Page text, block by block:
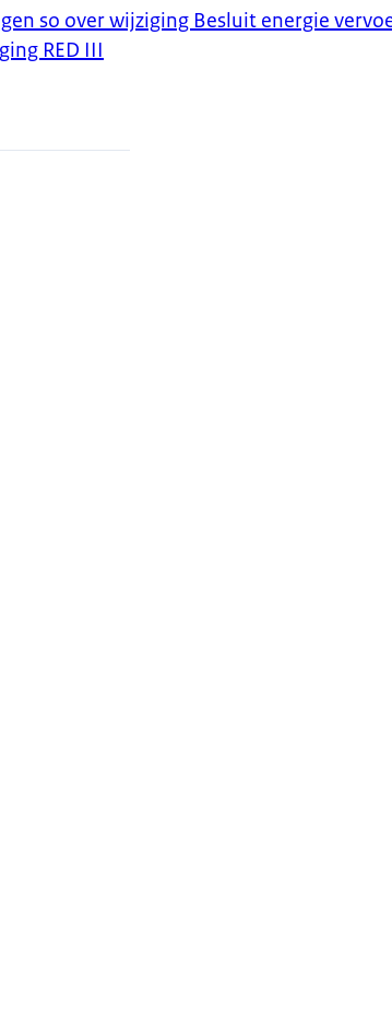
so over wijziging Besluit energie
RED III